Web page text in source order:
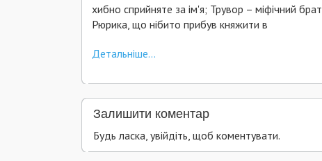
хибно сприйняте за ім'я; Трувор – міфічний брат
Рюрика, що нібито прибув княжити в
Детальніше...
Залишити коментар
Будь ласка, увійдіть, щоб коментувати.